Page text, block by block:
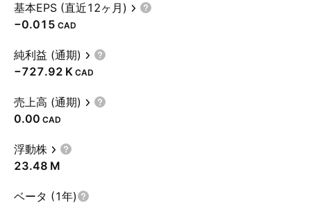
基本EPS (直近12ヶ月)
−0.015 CAD
純利益 (通期)
‪−727.92 K‬ CAD
売上高 (通期)
0.00 CAD
浮動株
‪23.48 M‬
ベータ (1年)